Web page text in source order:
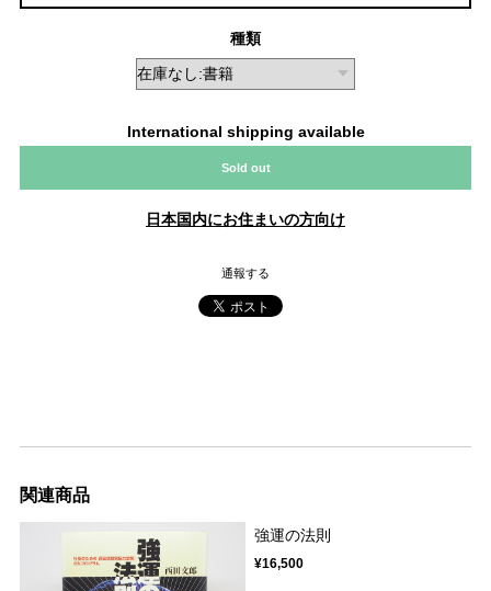
種類
International shipping available
Sold out
日本国内にお住まいの方向け
通報する
関連商品
強運の法則
¥16,500